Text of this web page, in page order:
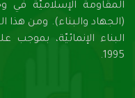
المقاومة الإسلاميّة في
(الجهاد والبناء). ومن
1995.